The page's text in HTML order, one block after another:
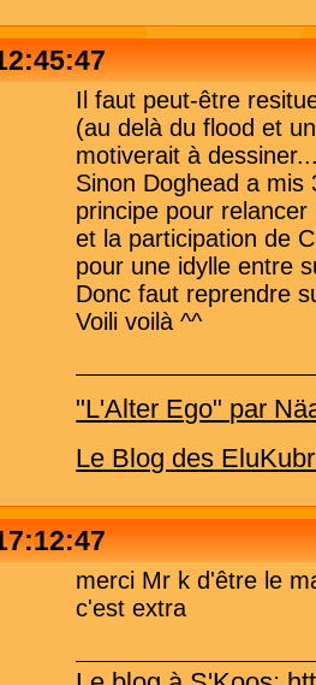
Il faut peut-être
(au delà du flood et
motiverait à
Sinon Doghead a
principe pour
et la participation de
pour une idylle entre
Donc faut reprendre
Voili voilà ^^
"L'Alter Ego" par
Le Blog des
merci Mr k d'être le
c'est extra